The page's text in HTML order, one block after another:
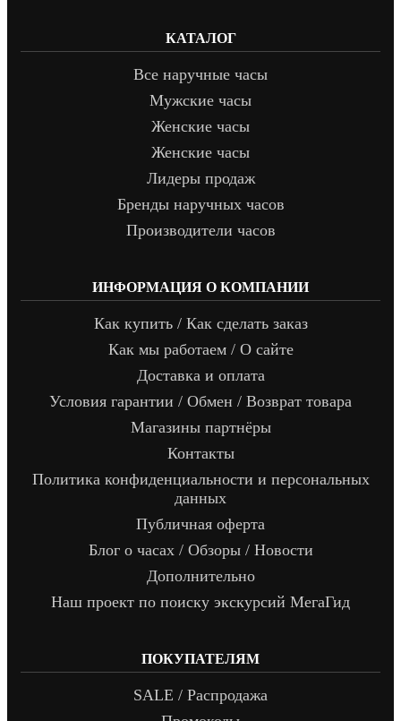
КАТАЛОГ
Все наручные часы
Мужские часы
Женские часы
Женские часы
Лидеры продаж
Бренды наручных часов
Производители часов
ИНФОРМАЦИЯ О КОМПАНИИ
Как купить / Как сделать заказ
Как мы работаем / О сайте
Доставка и оплата
Условия гарантии / Обмен / Возврат товара
Магазины партнёры
Контакты
Политика конфиденциальности и персональных
данных
Публичная оферта
Блог о часах / Обзоры / Новости
Дополнительно
Наш проект по поиску экскурсий МегаГид
ПОКУПАТЕЛЯМ
SALE / Распродажа